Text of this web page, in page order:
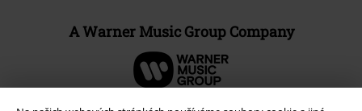
A Warner Music Group Company